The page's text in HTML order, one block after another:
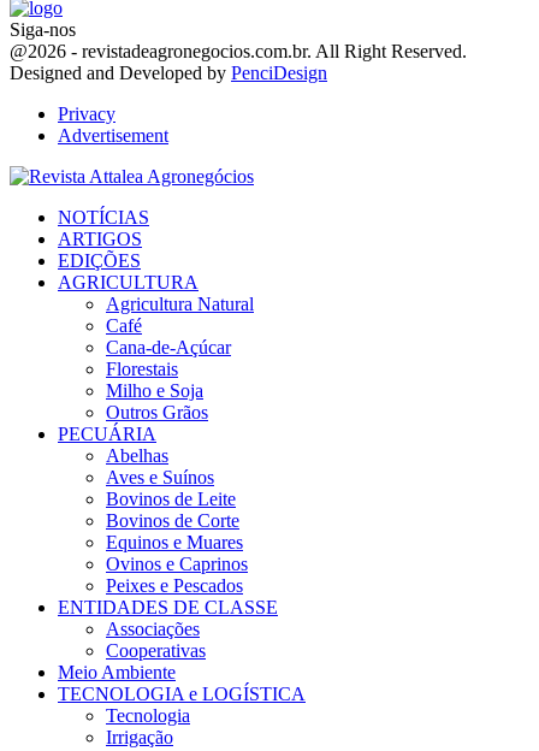
Siga-nos
Facebook
Twitter
Instagram
Linkedin
Youtube
Email
@2026 - revistadeagronegocios.com.br. All Right Reserved.
Designed and Developed by PenciDesign
Privacy
Advertisement
NOTÍCIAS
ARTIGOS
EDIÇÕES
AGRICULTURA
Agricultura Natural
Café
Cana-de-Açúcar
Florestais
Milho e Soja
Outros Grãos
PECUÁRIA
Abelhas
Aves e Suínos
Bovinos de Leite
Bovinos de Corte
Equinos e Muares
Ovinos e Caprinos
Peixes e Pescados
ENTIDADES DE CLASSE
Associações
Cooperativas
Meio Ambiente
TECNOLOGIA e LOGÍSTICA
Tecnologia
Irrigação